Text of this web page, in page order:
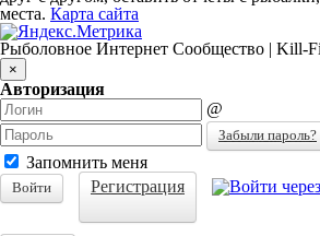
места. Карта сайта
Рыболовное Интернет Сообщество | Kill-
×
Авторизация
@
Забыли пароль?
Запомнить меня
Войти Регистрация